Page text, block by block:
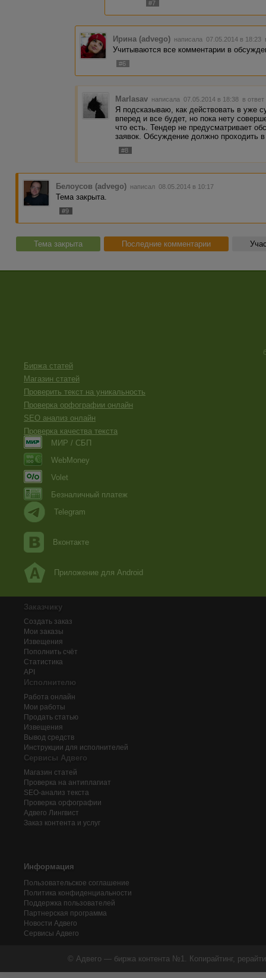
#7
Ирина (advego) написала 07.05.2014 в 18:23
Учитываются все комментарии в
#6
Marlasav написала 07.05.2014 в 18:38 в
Я подсказываю, как действовать в уже
вперед и все будет, но пока нету
что есть. Тендер не предусматривает
заявок. Обсуждение должно проходить
#8
Белоусов (advego) написал 08.05.2014 в 10:17
Тема закрыта.
#9
Тема закрыта Последние комментарии
Биржа статей
Магазин статей
Проверить текст на уникальность
Проверка орфографии онлайн
SEO анализ онлайн
Проверка качества текста
МИР / СБП
WebMoney
Volet
Безналичный платеж
Telegram
Вконтакте
Приложение для Android
Заказчику
Создать заказ
Мои заказы
Извещения
Пополнить счёт
Статистика
API
Исполнителю
Работа онлайн
Мои работы
Продать статью
Извещения
Вывод средств
Инструкции для исполнителей
Сервисы Адвего
Магазин статей
Проверка на антиплагиат
SEO-анализ текста
Проверка орфографии
Адвего Лингвист
Заказ контента и услуг
Информация
Пользовательское соглашение
Политика конфиденциальности
Поддержка пользователей
Партнерская программа
Новости Адвего
Сервисы Адвего
© Адвего — биржа контента №1. Копирайтинг,